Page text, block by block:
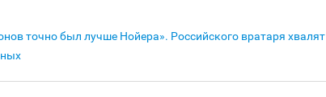
точно был лучше Нойера». Российского вратаря хвалят